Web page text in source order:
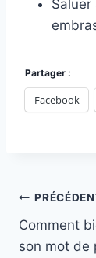
Saluer
Partager :
Facebook
de
Comment
son mot de